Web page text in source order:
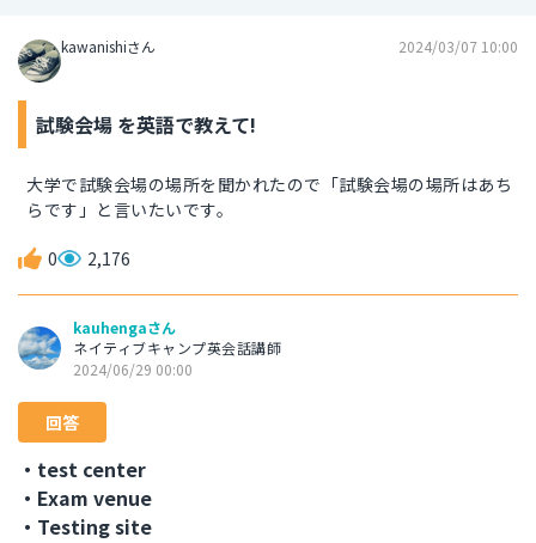
kawanishiさん 2024/03/07 10:00
試験会場 を英語で教えて!
大学で試験会場の場所を聞かれたので「試験会場の場所はあち
らです」と言いたいです。
0 2,176
kauhengaさん
ネイティブキャンプ英会話講師
2024/06/29 00:00
回答
・test center
・Exam venue
・Testing site